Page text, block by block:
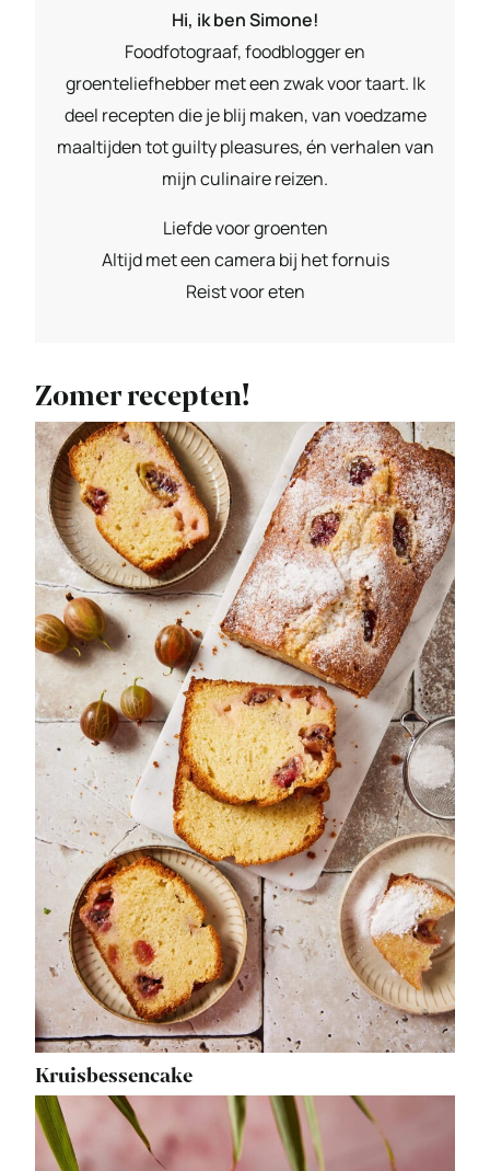
Hi, ik ben Simone!
Foodfotograaf, foodblogger en
groenteliefhebber met een zwak voor taart. Ik
deel recepten die je blij maken, van voedzame
maaltijden tot guilty pleasures, én verhalen van
mijn culinaire reizen.
Liefde voor groenten
Altijd met een camera bij het fornuis
Reist voor eten
Zomer recepten!
Kruisbessencake